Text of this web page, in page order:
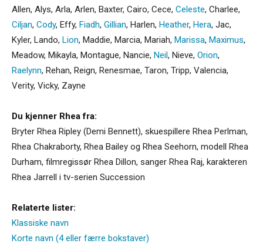
Allen, Alys, Arla, Arlen, Baxter, Cairo, Cece, Celeste, Charlee,
Ciljan, Cody, Effy, Fiadh, Gillian, Harlen, Heather, Hera, Jac,
Kyler, Lando, Lion, Maddie, Marcia, Mariah, Marissa, Maximus,
Meadow, Mikayla, Montague, Nancie, Neil, Nieve, Orion,
Raelynn, Rehan, Reign, Renesmae, Taron, Tripp, Valencia,
Verity, Vicky, Zayne
Du kjenner Rhea fra:
Bryter Rhea Ripley (Demi Bennett), skuespillere Rhea Perlman,
Rhea Chakraborty, Rhea Bailey og Rhea Seehorn, modell Rhea
Durham, filmregissør Rhea Dillon, sanger Rhea Raj, karakteren
Rhea Jarrell i tv-serien Succession
Relaterte lister:
Klassiske navn
Korte navn (4 eller færre bokstaver)